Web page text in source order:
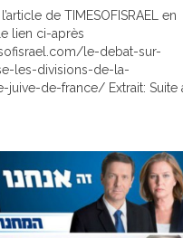
de TIMESOFISRAEL en
lien ci-après
le-debat-sur-
les-divisions-de-la-
juive-de-france/ Extrait: Suite